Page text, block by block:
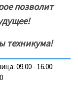
позволит
техникума!
09.00 - 16.00